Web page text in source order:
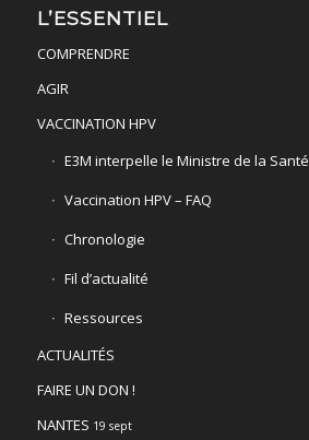
L’ESSENTIEL
COMPRENDRE
AGIR
VACCINATION HPV
E3M interpelle le Ministre de la Santé
Vaccination HPV – FAQ
Chronologie
Fil d’actualité
Ressources
ACTUALITÉS
FAIRE UN DON !
NANTES 19 sept